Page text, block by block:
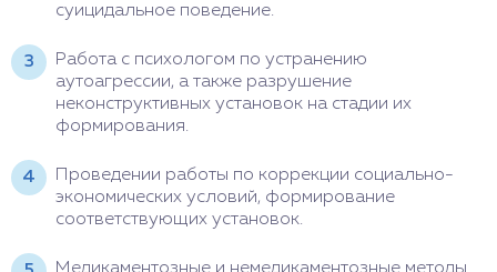
суицидальное поведение.
Работа с психологом по устранению
аутоагрессии, а также разрушение
неконструктивных установок на стадии их
формирования.
Проведении работы по коррекции социально-
экономических условий, формирование
соответствующих установок.